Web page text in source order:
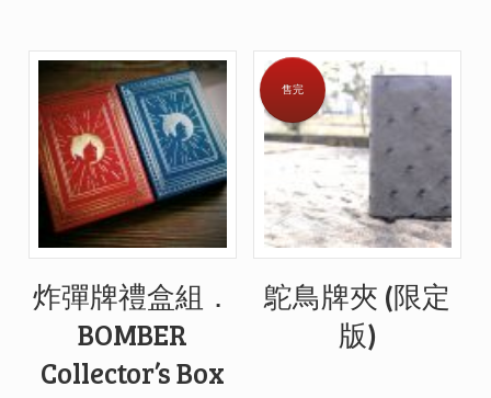
炸彈牌禮盒組．
BOMBER
Collector’s Box
售完
鴕鳥牌夾 (限定
版)